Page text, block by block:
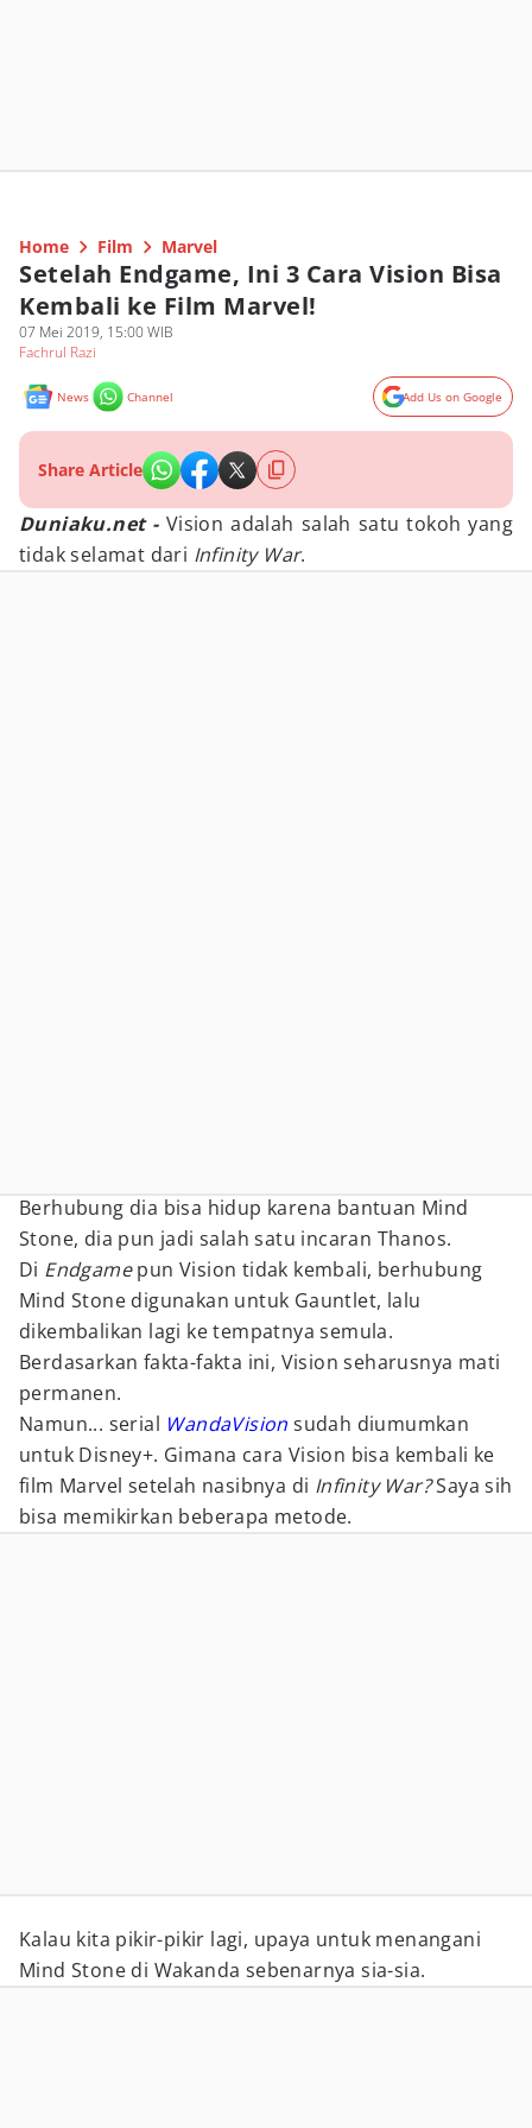
Home Film Marvel
Setelah Endgame, Ini 3 Cara Vision Bisa
Kembali ke Film Marvel!
07 Mei 2019, 15:00 WIB
Fachrul Razi
News Channel Add Us on Google
Share Article
Duniaku.net - Vision adalah salah satu tokoh yang
tidak selamat dari Infinity War.
Berhubung dia bisa hidup karena bantuan Mind
Stone, dia pun jadi salah satu incaran Thanos.
Di Endgamepun Vision tidak kembali, berhubung
Mind Stone digunakan untuk Gauntlet, lalu
dikembalikan lagi ke tempatnya semula.
Berdasarkan fakta-fakta ini, Vision seharusnya mati
permanen.
Namun... serial WandaVision sudah diumumkan
untuk Disney+. Gimana cara Vision bisa kembali ke
film Marvel setelah nasibnya di Infinity War?Saya sih
bisa memikirkan beberapa metode.
Kalau kita pikir-pikir lagi, upaya untuk menangani
Mind Stone di Wakanda sebenarnya sia-sia.